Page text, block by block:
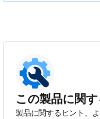
この製品に関
製品に関するヒント、